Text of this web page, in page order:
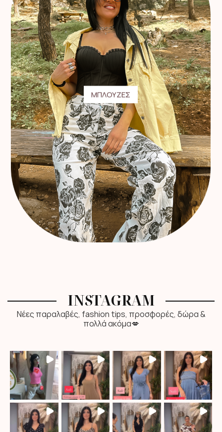
ΜΠΛΟΥΖΕΣ
INSTAGRAM
Νέες παραλαβές, fashion tips, προσφορές, δώρα &
πολλά ακόμα💋